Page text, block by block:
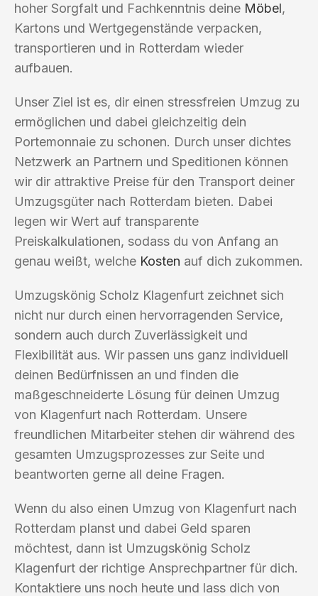
hoher Sorgfalt und Fachkenntnis deine Möbel,
Kartons und Wertgegenstände verpacken,
transportieren und in Rotterdam wieder
aufbauen.
Unser Ziel ist es, dir einen stressfreien Umzug zu
ermöglichen und dabei gleichzeitig dein
Portemonnaie zu schonen. Durch unser dichtes
Netzwerk an Partnern und Speditionen können
wir dir attraktive Preise für den Transport deiner
Umzugsgüter nach Rotterdam bieten. Dabei
legen wir Wert auf transparente
Preiskalkulationen, sodass du von Anfang an
genau weißt, welche Kosten auf dich zukommen.
Umzugskönig Scholz Klagenfurt zeichnet sich
nicht nur durch einen hervorragenden Service,
sondern auch durch Zuverlässigkeit und
Flexibilität aus. Wir passen uns ganz individuell
deinen Bedürfnissen an und finden die
maßgeschneiderte Lösung für deinen Umzug
von Klagenfurt nach Rotterdam. Unsere
freundlichen Mitarbeiter stehen dir während des
gesamten Umzugsprozesses zur Seite und
beantworten gerne all deine Fragen.
Wenn du also einen Umzug von Klagenfurt nach
Rotterdam planst und dabei Geld sparen
möchtest, dann ist Umzugskönig Scholz
Klagenfurt der richtige Ansprechpartner für dich.
Kontaktiere uns noch heute und lass dich von